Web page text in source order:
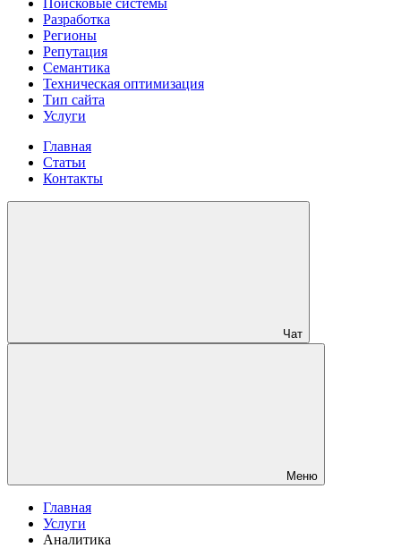
Поисковые системы
Разработка
Регионы
Репутация
Семантика
Техническая оптимизация
Тип сайта
Услуги
Главная
Статьи
Контакты
Чат
Меню
Главная
Услуги
Аналитика